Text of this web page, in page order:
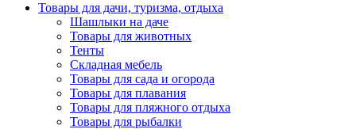
Товары для дачи, туризма, отдыха
Шашлыки на даче
Товары для животных
Тенты
Складная мебель
Товары для сада и огорода
Товары для плавания
Товары для пляжного отдыха
Товары для рыбалки